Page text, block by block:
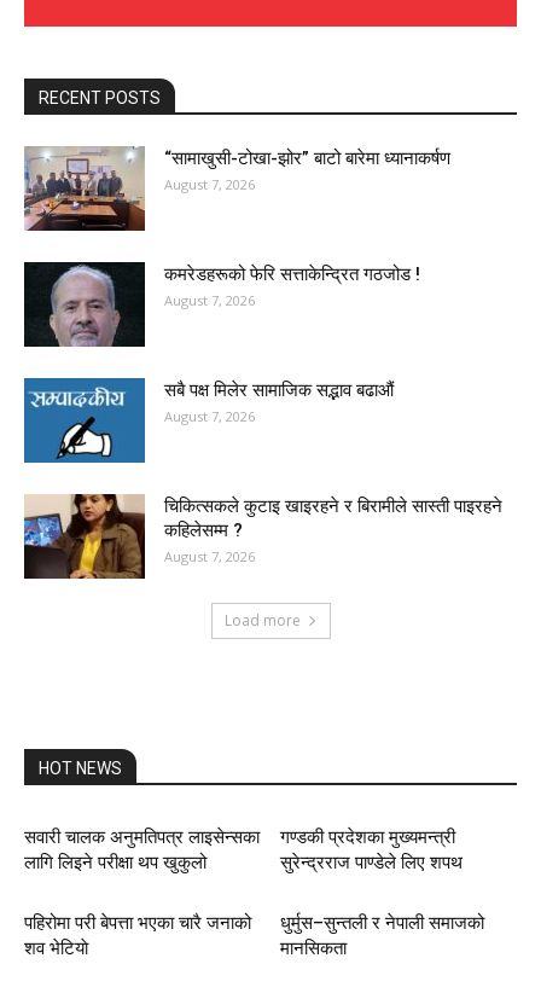
RECENT POSTS
“सामाखुसी-टोखा-झोर” बाटो बारेमा ध्यानाकर्षण
August 7, 2026
कमरेडहरूको फेरि सत्ताकेन्द्रित गठजोड !
August 7, 2026
सबै पक्ष मिलेर सामाजिक सद्भाव बढाऔं
August 7, 2026
चिकित्सकले कुटाइ खाइरहने र बिरामीले सास्ती पाइरहने
कहिलेसम्म ?
August 7, 2026
Load more
HOT NEWS
सवारी चालक अनुमतिपत्र लाइसेन्सका
लागि लिइने परीक्षा थप खुकुलो
गण्डकी प्रदेशका मुख्यमन्त्री
सुरेन्द्रराज पाण्डेले लिए शपथ
पहिरोमा परी बेपत्ता भएका चारै जनाको
शव भेटियाे
धुर्मुस–सुन्तली र नेपाली समाजको
मानसिकता